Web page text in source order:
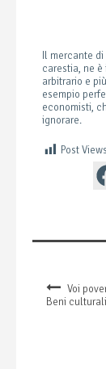
Il mercante
carestia, ne
arbitrario e
esempio
economisti,
ignorare.
Post
Voi
Beni